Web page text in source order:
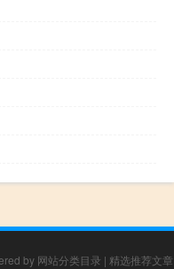
by 网站分类目录 | 精选推荐文章